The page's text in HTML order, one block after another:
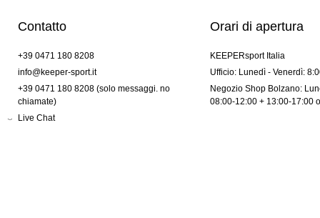
Contatto
+39 0471 180 8208
info@keeper-sport.it
+39 0471 180 8208 (solo messaggi. no
chiamate)
Live Chat
Orari di apertura
KEEPERsport Italia
Ufficio: Lunedì - Venerdì:
Negozio Shop Bolzano:
08:00-12:00 + 13:00-17:00